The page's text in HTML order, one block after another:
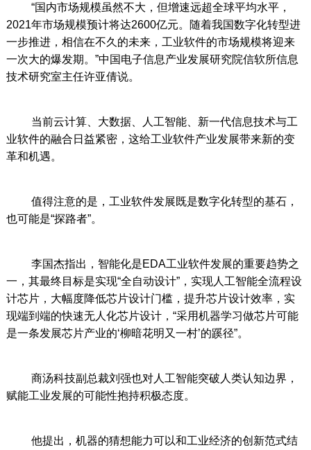
“国内市场规模虽然不大，但增速远超全球平均水平，
2021年市场规模预计将达2600亿元。随着我国数字化转型进
一步推进，相信在不久的未来，工业软件的市场规模将迎来
一次大的爆发期。”中国电子信息产业发展研究院信软所信息
技术研究室主任许亚倩说。
当前云计算、大数据、人工智能、新一代信息技术与工
业软件的融合日益紧密，这给工业软件产业发展带来新的变
革和机遇。
值得注意的是，工业软件发展既是数字化转型的基石，
也可能是“探路者”。
李国杰指出，智能化是EDA工业软件发展的重要趋势之
一，其最终目标是实现“全自动设计”，实现人工智能全流程设
计芯片，大幅度降低芯片设计门槛，提升芯片设计效率，实
现端到端的快速无人化芯片设计，“采用机器学习做芯片可能
是一条发展芯片产业的‘柳暗花明又一村’的蹊径”。
商汤科技副总裁刘强也对人工智能突破人类认知边界，
赋能工业发展的可能性抱持积极态度。
他提出，机器的猜想能力可以和工业经济的创新范式结